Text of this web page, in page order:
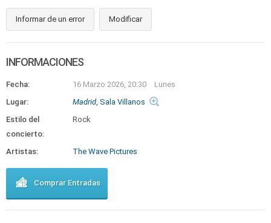
Informar de un error Modificar
INFORMACIONES
Fecha: 16 Marzo 2026, 20:30
Lunes
Lugar:
Madrid, Sala Villanos
Estilo del
concierto:
Rock
Artistas: The Wave Pictures
Comprar Entradas